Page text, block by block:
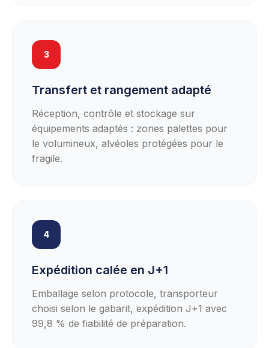
3
Transfert et rangement adapté
Réception, contrôle et stockage sur
équipements adaptés : zones palettes pour
le volumineux, alvéoles protégées pour le
fragile.
4
Expédition calée en J+1
Emballage selon protocole, transporteur
choisi selon le gabarit, expédition J+1 avec
99,8 % de fiabilité de préparation.